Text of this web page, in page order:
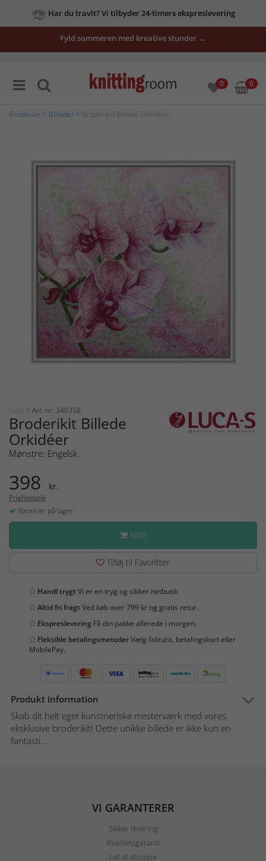
Har du travlt? Vi tilbyder 24-timers ekspreslevering
Fyld sommeren med kreative stunder →
0 0
Broderier Billeder > Broderikit Billede Orkidéer
Luca-S Art. nr: 340358
Broderikit Billede
Orkidéer
Mønstre: Engelsk.
398 kr.
Prishistorik
Varen er på lager
KØB
Tilføj til Favoritter
Handl trygtVi er en tryg og sikker netbutik.
Altid fri fragtVed køb over 799 kr og gratis retur.
Ekspreslevering Få din pakke allerede i morgen.
Fleksible betalingsmetoderVælg faktura, betalingskort eller
MobilePay.
Produkt information
Skab dit helt eget kunstneriske mesterværk med vores
eksklusive broderikit! Dette unikke billede er ikke kun en
fantasti...
VI GARANTERER
Sikker levering
Kvalitetsgaranti
Let at shoppe